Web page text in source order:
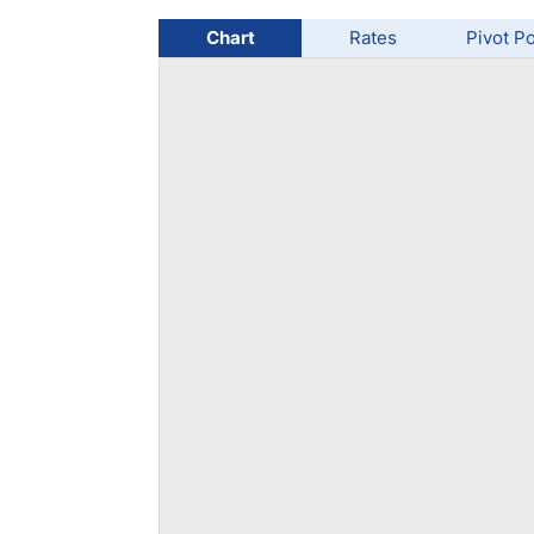
Chart Rates Pivot